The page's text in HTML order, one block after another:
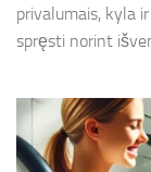
privalumais, kyla
spręsti norint